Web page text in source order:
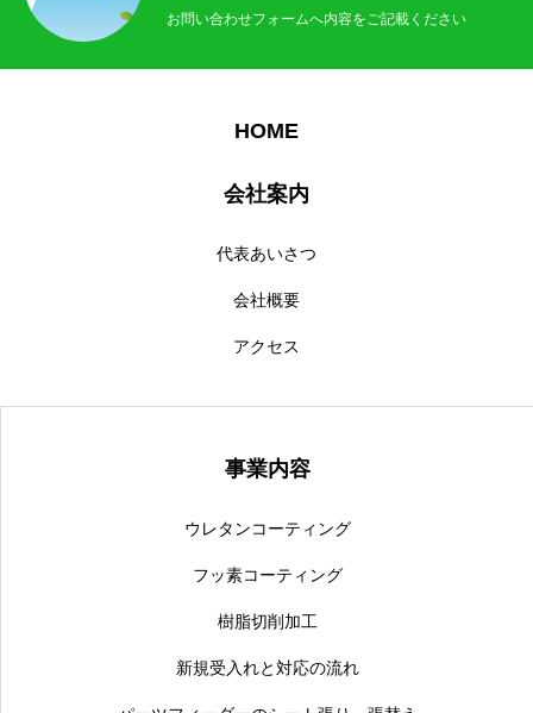
お問い合わせフォームへ内容をご記載ください
HOME
会社案内
代表あいさつ
会社概要
アクセス
事業内容
ウレタンコーティング
フッ素コーティング
樹脂切削加工
新規受入れと対応の流れ